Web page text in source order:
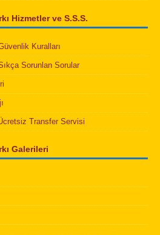
Hizmetler ve S.S.S.
Kuralları
Sorunlan Sorular
Transfer Servisi
Galerileri